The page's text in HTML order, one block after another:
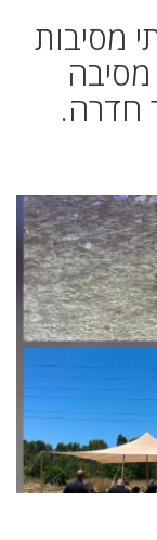
מסיבות
מסיבה
חדרה.